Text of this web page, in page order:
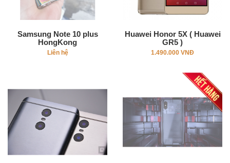
Samsung Note 10 plus
HongKong
Liên hệ
Huawei Honor 5X ( Huawei
GR5 )
1.490.000 VNĐ